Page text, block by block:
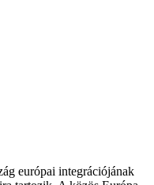
európai integrációjának